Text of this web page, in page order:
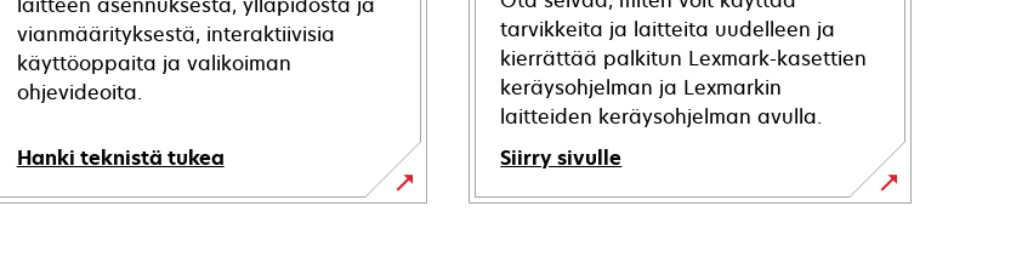
vianmäärityksestä, interaktiivisia
käyttöoppaita ja valikoiman
ohjevideoita.
Hanki teknistä tukea
tarvikkeita ja laitteita uudelleen ja
kierrättää palkitun Lexmark-kasettien
keräysohjelman ja Lexmarkin
laitteiden keräysohjelman avulla.
Siirry sivulle